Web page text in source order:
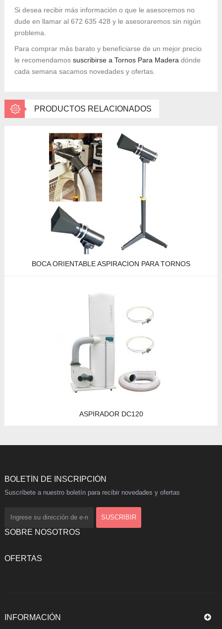
Si desea recibir más información o que le asesoremos no
dude en llamar al 672 635 428 y le asesoraremos sin nigún
problema.
Para comprar más barato y beneficiarse de un mejor precio
le recomendamos suscribirse a Tornos Para Madera dónde
cada semana sacamos novedades y ofertas.
PRODUCTOS RELACIONADOS
BOCA ORIENTABLE ASPIRACION PARA TORNOS
ASPIRADOR DC120
BOLETÍN DE INSCRIPCIÓN
Suscríbete a nuestro boletín para recibir novedades y ofertas
SOBRE NOSOTROS
OFERTAS
INFORMACIÓN